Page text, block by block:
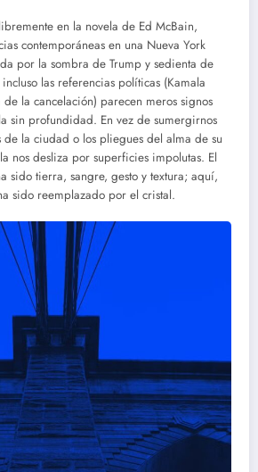
en la novela de Ed McBain,
contemporáneas en una Nueva York
por la sombra de Trump y sedienta de
las referencias políticas (Kamala
la cancelación) parecen meros signos
sin profundidad. En vez de sumergirnos
de la ciudad o los pliegues del alma de su
nos desliza por superficies impolutas. El
sido tierra, sangre, gesto y textura; aquí,
sido reemplazado por el cristal.